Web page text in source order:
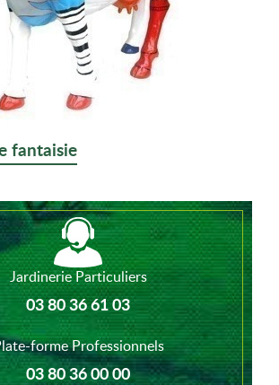
fantaisie
Jardinerie Particuliers
03 80 36 61 03
forme Professionnels
03 80 36 00 00